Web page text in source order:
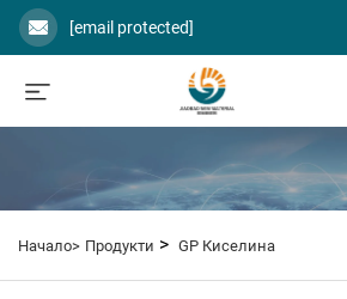
[email protected]
Начало> Продукти > GP Киселина